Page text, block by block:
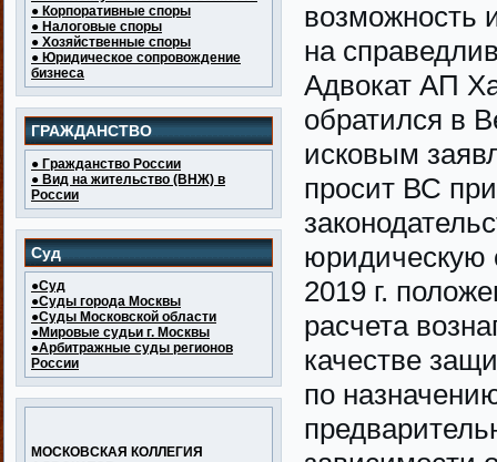
● Корпоративные споры
● Налоговые споры
● Хозяйственные споры
● Юридическое сопровождение
бизнеса
ГРАЖДАНСТВО
● Гражданство России
● Вид на жительство (ВНЖ) в
России
Суд
●Суд
●Суды города Москвы
●Суды Московской области
●Мировые судьи г. Москвы
●Арбитражные суды регионов
России
МОСКОВСКАЯ КОЛЛЕГИЯ
возможность
на
Адвокат АП
обратился в
исковым
просит ВС
юридическую
2019 г.
расчета
качестве
по